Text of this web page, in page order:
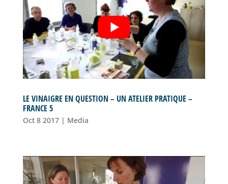
LE VINAIGRE EN QUESTION – UN ATELIER PRATIQUE –
FRANCE 5
Oct 8 2017| Media